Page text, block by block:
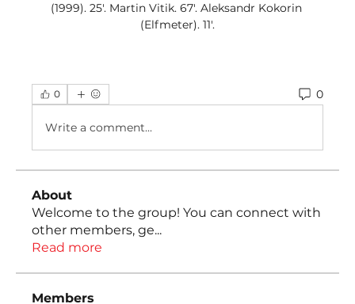
(1999). 25'. Martin Vitik. 67'. Aleksandr Kokorin
(Elfmeter). 11'.
0 0
Write a comment...
About
Welcome to the group! You can connect with
other members, ge...
Read more
Members